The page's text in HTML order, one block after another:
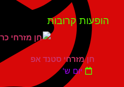
קרובות
חן מזרחי סטנד אפ
יום ש'